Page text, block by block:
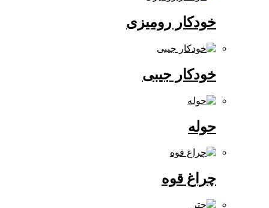
خودکار رومیزی
خودکار جیبی
چراغ قوه